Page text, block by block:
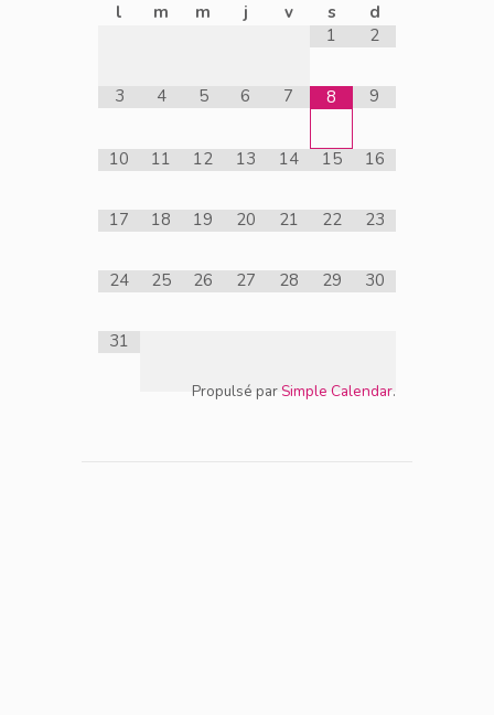
l m m j v s
d
1
2
3 4 5 6 7 8 9
10 11 12 13 14 15 16
17 18 19 20 21 22 23
24 25 26 27 28 29 30
31
Propulsé par Simple Calendar.